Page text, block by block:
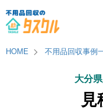
HOME 不用品回収事例
大分